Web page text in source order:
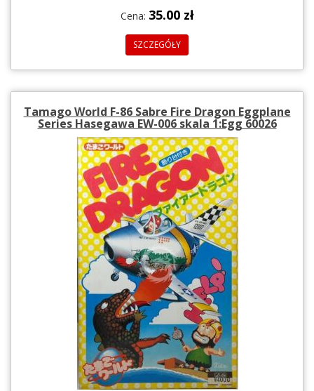
Cena: 35.00 zł
SZCZEGÓŁY
Tamago World F-86 Sabre Fire Dragon Eggplane
Series Hasegawa EW-006 skala 1:Egg 60026